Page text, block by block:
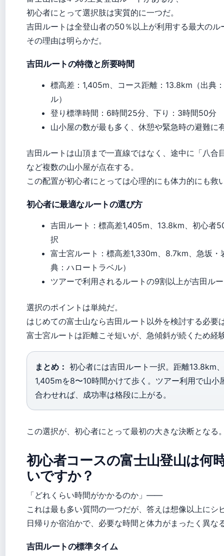
初心者にとって選択肢は実質的に一つだ。
吉田ルートは全登山者の50％以上が利用する最大のル
その理由は明らかだ。
吉田ルートの特徴と所要時間
標高差：1,405m、コース距離：13.8km（出典
ル）
登り標準時間：6時間25分、下り：3時間50分
山小屋の数が最も多く、休憩や緊急時の避難に
吉田ルートは山頂まで一直線ではなく、途中に「八合
など複数の山小屋が点在する。
この配置が初心者にとっては心理的にも体力的にも救
初心者に最適なルートの選び方
吉田ルート：標高差1,405m、13.8km、初心者
択
富士宮ルート：標高差1,330m、8.7km、急坂・
典：ハロートラベル）
ツアーで利用されるルートの9割以上が吉田ル
選択のポイントは単純だ。
はじめての富士山なら吉田ルート以外を検討する必要
富士宮ルートは距離こそ短いが、急傾斜が続くため経
まとめ： 初心者には吉田ルート一択。距離13.8km
1,405mを8〜10時間かけて歩く。ツアー利用で山小
合わせれば、成功率は格段に上がる。
この選択が、初心者にとって最初の大きな決断となる
初心者コースの富士山登山は何
いですか？
「どれくらい時間がかかるのか」——
これは最も多い質問の一つだが、答えは想像以上にシ
日帰りか宿泊かで、必要な時間と体力がまったく異な
吉田ルートの標準タイム